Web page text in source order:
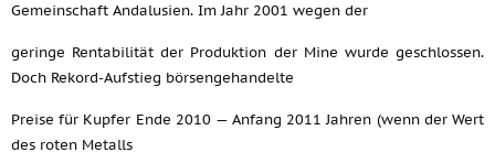
Gemeinschaft Andalusien. Im Jahr 2001 wegen der
geringe Rentabilität der Produktion der Mine wurde geschlossen.
Doch Rekord-Aufstieg börsengehandelte
Preise für Kupfer Ende 2010 — Anfang 2011 Jahren (wenn der Wert
des roten Metalls